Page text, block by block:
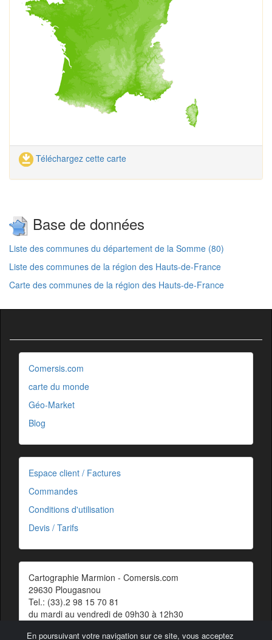
Téléchargez cette carte
Base de données
Liste des communes du département de la Somme (80)
Liste des communes de la région des Hauts-de-France
Carte des communes de la région des Hauts-de-France
En poursuivant votre navigation sur ce site, vous acceptez
Comersis.com
carte du monde
Géo-Market
Blog
Espace client / Factures
Commandes
Conditions d'utilisation
Devis / Tarifs
Cartographie Marmion - Comersis.com
29630 Plougasnou
Tel.: (33).2 98 15 70 81
du mardi au vendredi de 09h30 à 12h30